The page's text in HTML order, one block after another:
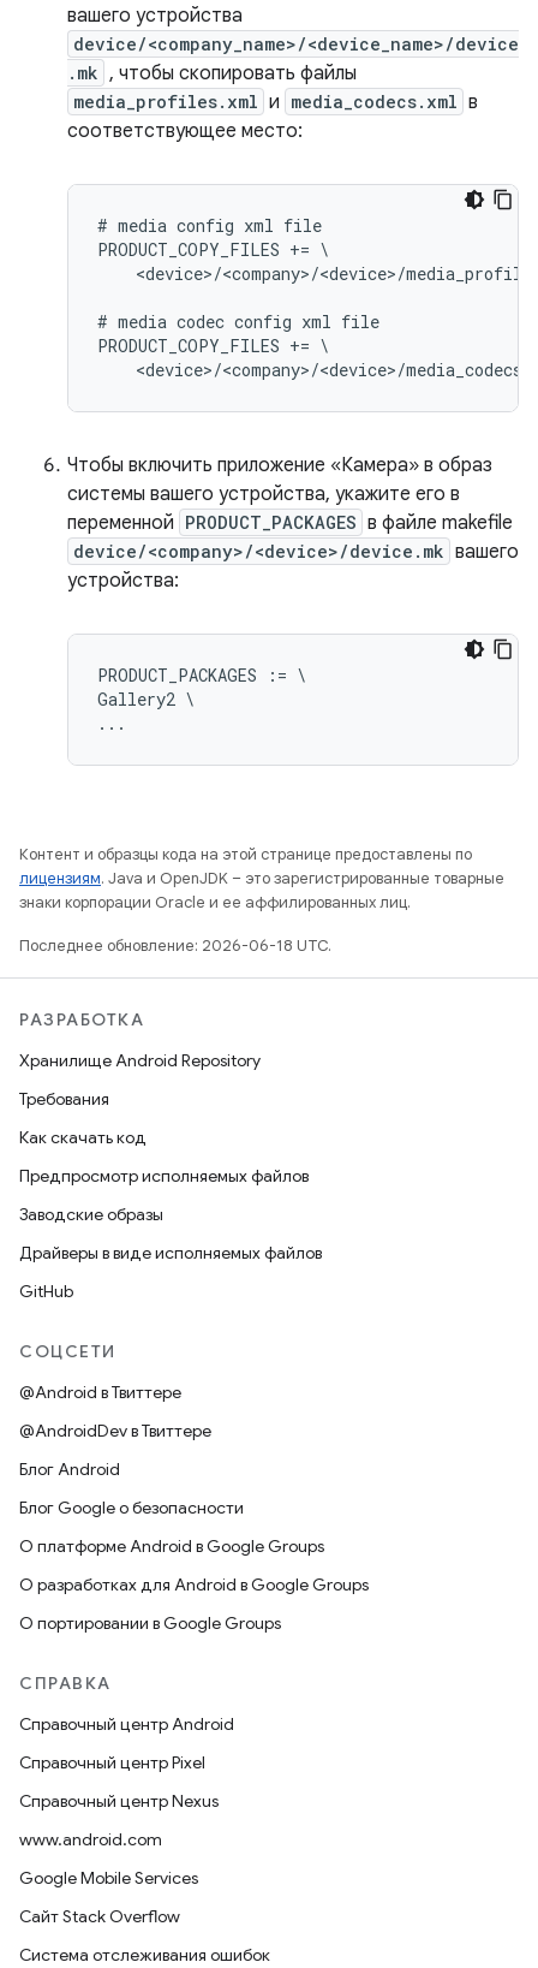
вашего устройства
device/<company_name>/<device_name>/device
.mk , чтобы скопировать файлы
media_profiles.xml и media_codecs.xml в
соответствующее место:
# media config xml file
PRODUCT_COPY_FILES += \
<device>/<company>/<device>/
# media codec config xml file
PRODUCT_COPY_FILES += \
Чтобы включить приложение «Камера» в образ
системы вашего устройства, укажите его в
переменной PRODUCT_PACKAGES в файле makefile
device/<company>/<device>/device.mk вашего
устройства:
PRODUCT_PACKAGES := \
Gallery2 \
Контент и образцы кода на этой странице предоставлены по
лицензиям. Java и OpenJDK – это зарегистрированные товарные
знаки корпорации Oracle и ее аффилированных лиц.
Последнее обновление: 2026-06-18 UTC.
РАЗРАБОТКА
Хранилище Android Repository
Требования
Как скачать код
Предпросмотр исполняемых файлов
Заводские образы
Драйверы в виде исполняемых файлов
GitHub
СОЦСЕТИ
@Android в Твиттере
@AndroidDev в Твиттере
Блог Android
Блог Google о безопасности
О платформе Android в Google Groups
О разработках для Android в Google Groups
О портировании в Google Groups
СПРАВКА
Справочный центр Android
Справочный центр Pixel
Справочный центр Nexus
www.android.com
Google Mobile Services
Сайт Stack Overflow
Система отслеживания ошибок